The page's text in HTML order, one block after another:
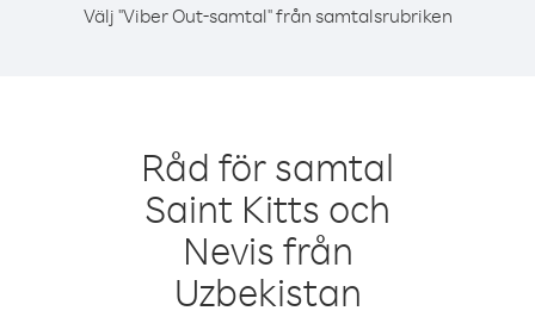
Välj "Viber Out-samtal" från samtalsrubriken
Råd för samtal
Saint Kitts och
Nevis från
Uzbekistan